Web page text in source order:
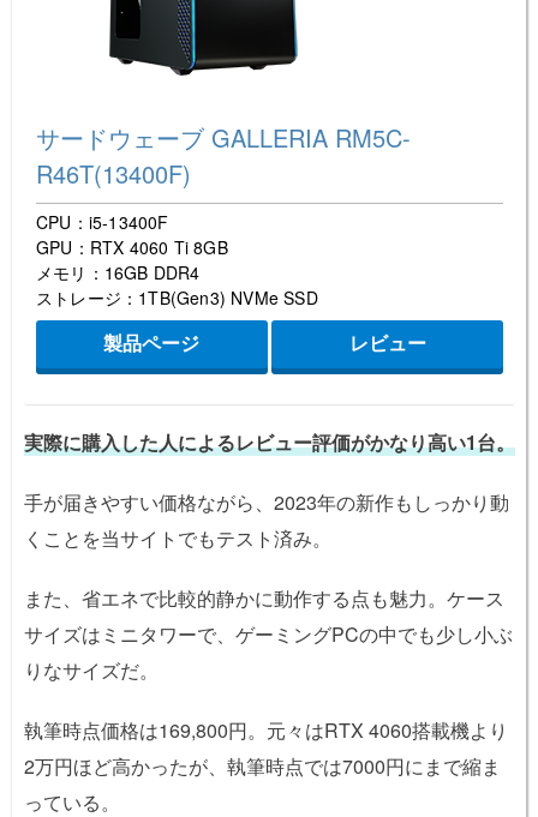
サードウェーブ GALLERIA RM5C-
R46T(13400F)
CPU：i5-13400F
GPU：RTX 4060 Ti 8GB
メモリ：16GB DDR4
ストレージ：1TB(Gen3) NVMe SSD
製品ページ レビュー
実際に購入した人によるレビュー評価がかなり高い1台。
手が届きやすい価格ながら、2023年の新作もしっかり動
くことを当サイトでもテスト済み。
また、省エネで比較的静かに動作する点も魅力。ケース
サイズはミニタワーで、ゲーミングPCの中でも少し小ぶ
りなサイズだ。
執筆時点価格は169,800円。元々はRTX 4060搭載機より
2万円ほど高かったが、執筆時点では7000円にまで縮ま
っている。